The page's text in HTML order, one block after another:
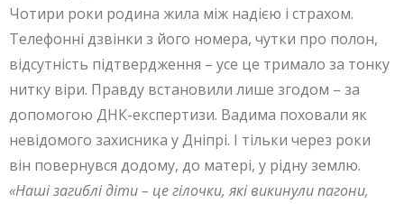
Чотири роки родина жила між надією і страхом.
Телефонні дзвінки з його номера, чутки про полон,
відсутність підтвердження – усе це тримало за тонку
нитку віри. Правду встановили лише згодом – за
допомогою ДНК-експертизи. Вадима поховали як
невідомого захисника у Дніпрі. І тільки через роки
він повернувся додому, до матері, у рідну землю.
«Наші загиблі діти – це гілочки, які викинули пагони,